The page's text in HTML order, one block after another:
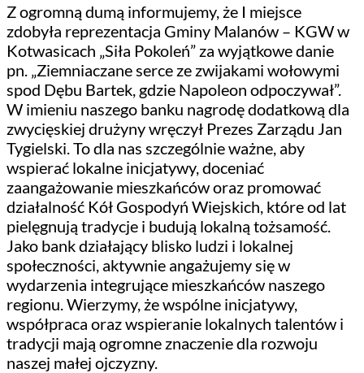
Z ogromną dumą informujemy, że I miejsce
zdobyła reprezentacja Gminy Malanów – KGW w
Kotwasicach „Siła Pokoleń” za wyjątkowe danie
pn. „Ziemniaczane serce ze zwijakami wołowymi
spod Dębu Bartek, gdzie Napoleon odpoczywał”.
W imieniu naszego banku nagrodę dodatkową dla
zwycięskiej drużyny wręczył Prezes Zarządu Jan
Tygielski. To dla nas szczególnie ważne, aby
wspierać lokalne inicjatywy, doceniać
zaangażowanie mieszkańców oraz promować
działalność Kół Gospodyń Wiejskich, które od lat
pielęgnują tradycje i budują lokalną tożsamość.
Jako bank działający blisko ludzi i lokalnej
społeczności, aktywnie angażujemy się w
wydarzenia integrujące mieszkańców naszego
regionu. Wierzymy, że wspólne inicjatywy,
współpraca oraz wspieranie lokalnych talentów i
tradycji mają ogromne znaczenie dla rozwoju
naszej małej ojczyzny.